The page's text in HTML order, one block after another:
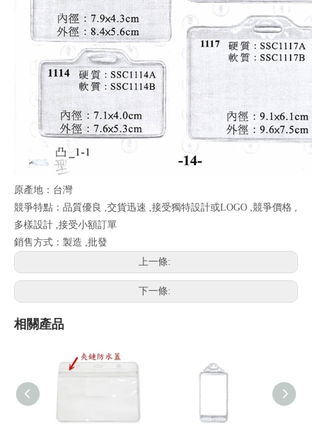
原產地：台灣
競爭特點：品質優良 ,交貨迅速 ,接受獨特設計或LOGO ,競爭價格 ,
多樣設計 ,接受小額訂單
銷售方式：製造 ,批發
上一條:
下一條:
相關產品